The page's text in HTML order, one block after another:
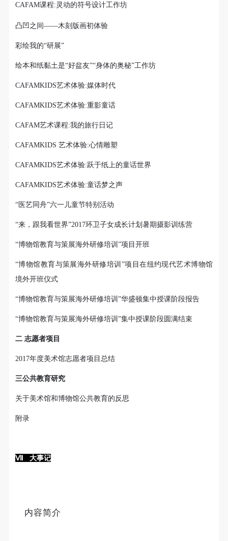
CAFAM课程:灵动的符号设计工作坊
凸凹之间——木刻版画初体验
彩绘我的“研展”
绘本和纸黏土是“好盆友”“身体的奥秘”工作坊
CAFAMKIDS艺术体验:媒体时代
CAFAMKIDS艺术体验:重影童话
CAFAM艺术课程:我的旅行日记
CAFAMKIDS 艺术体验:心情雕塑
CAFAMKIDS艺术体验:跃于纸上的童话世界
CAFAMKIDS艺术体验:童话梦之声
“医艺同舟”六一儿童节特别活动
“来，跟我看世界”2017环卫子女成长计划暑期摄影训练营
“博物馆教育与策展海外研修培训”项目开班
“博物馆教育与策展海外研修培训”项目在纽约现代艺术博物馆
境外开班仪式
“博物馆教育与策展海外研修培训”华盛顿集中授课阶段报告
“博物馆教育与策展海外研修培训”集中授课阶段圆满结束
二 志愿者项目
2017年度美术馆志愿者项目总结
三公共教育研究
关于美术馆和博物馆公共教育的反思
附录
Ⅶ 大事记
内容简介